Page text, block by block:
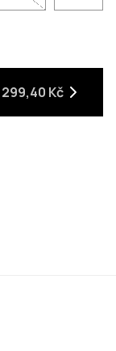
299,40 Kč